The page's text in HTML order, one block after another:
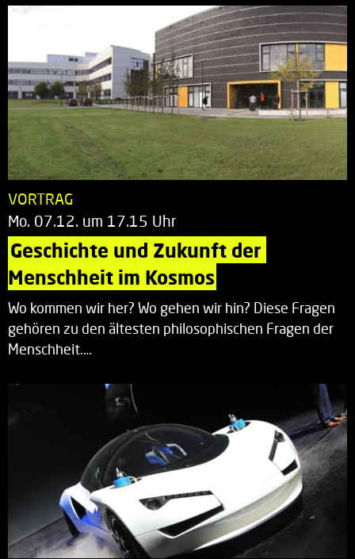
VORTRAG
Mo. 07.12. um 17.15 Uhr
Geschichte und Zukunft der
Menschheit im Kosmos
Wo kommen wir her? Wo gehen wir hin? Diese Fragen
gehören zu den ältesten philosophischen Fragen der
Menschheit.…